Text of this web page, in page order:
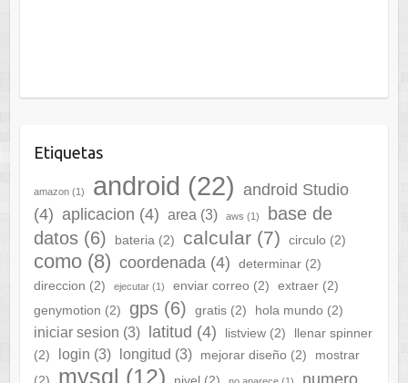
Etiquetas
amazon(1) android (22) android Studio
(4) aplicacion (4) area (3) aws (1)
base de
datos(6) bateria(2) calcular(7) circulo (2)
como(8) coordenada(4) determinar(2)
direccion (2) ejecutar(1) enviar correo (2) extraer(2)
genymotion (2) gps(6) gratis(2) hola mundo (2)
iniciar sesion (3) latitud (4) listview(2)
llenar spinner
(2)
login (3) longitud (3) mejorar diseño (2)
mostrar
mysql (12)